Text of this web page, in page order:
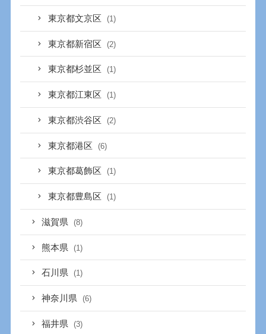
東京都文京区 (1)
東京都新宿区 (2)
東京都杉並区 (1)
東京都江東区 (1)
東京都渋谷区 (2)
東京都港区 (6)
東京都葛飾区 (1)
東京都豊島区 (1)
滋賀県 (8)
熊本県 (1)
石川県 (1)
神奈川県 (6)
福井県 (3)